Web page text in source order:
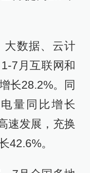
大数据、云计
7月互联网和
长28.2%。同
量同比增长
速发展，充换
42.6%。